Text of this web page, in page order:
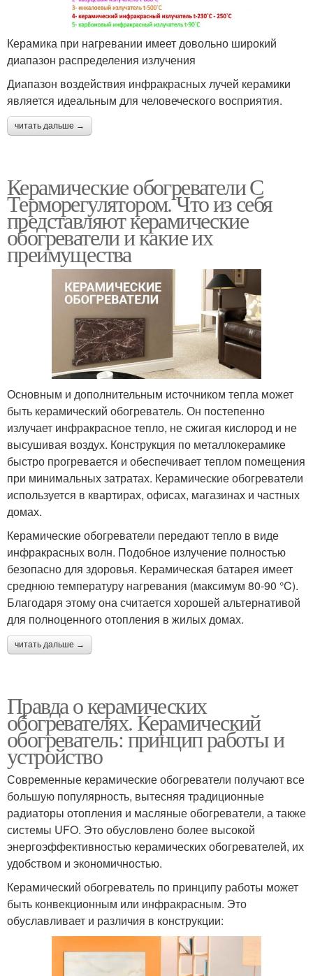
Керамика при нагревании имеет довольно широкий
диапазон распределения излучения
Диапазон воздействия инфракрасных лучей керамики
является идеальным для человеческого восприятия.
читать дальше →
Керамические обогреватели С
Терморегулятором. Что из себя
представляют керамические
обогреватели и какие их
преимущества
Основным и дополнительным источником тепла может
быть керамический обогреватель. Он постепенно
излучает инфракрасное тепло, не сжигая кислород и не
высушивая воздух. Конструкция по металлокерамике
быстро прогревается и обеспечивает теплом помещения
при минимальных затратах. Керамические обогреватели
используется в квартирах, офисах, магазинах и частных
домах.
Керамические обогреватели передают тепло в виде
инфракрасных волн. Подобное излучение полностью
безопасно для здоровья. Керамическая батарея имеет
среднюю температуру нагревания (максимум 80-90 °C).
Благодаря этому она считается хорошей альтернативой
для полноценного отопления в жилых домах.
читать дальше →
Правда о керамических
обогревателях. Керамический
обогреватель: принцип работы и
устройство
Современные керамические обогреватели получают все
большую популярность, вытесняя традиционные
радиаторы отопления и масляные обогреватели, а также
системы UFO. Это обусловлено более высокой
энергоэффективностью керамических обогревателей, их
удобством и экономичностью.
Керамический обогреватель по принципу работы может
быть конвекционным или инфракрасным. Это
обуславливает и различия в конструкции: